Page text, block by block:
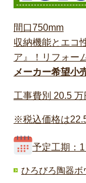
間口750mm
収納機能とエコ
ア』！リフォー
メーカー希望小
工事費別 20.5 万
※税込価格は
予定工期：1
ひろびろ陶器ボ